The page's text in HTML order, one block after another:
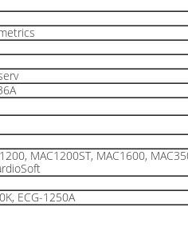
MAC1200ST, MAC1600,
ECG-1250A